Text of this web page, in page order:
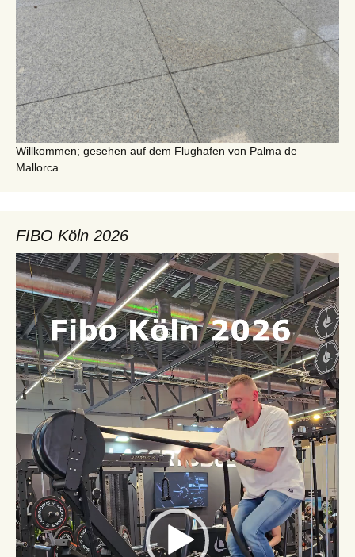
Willkommen; gesehen auf dem Flughafen von Palma de
Mallorca.
FIBO Köln 2026
Video-
Player